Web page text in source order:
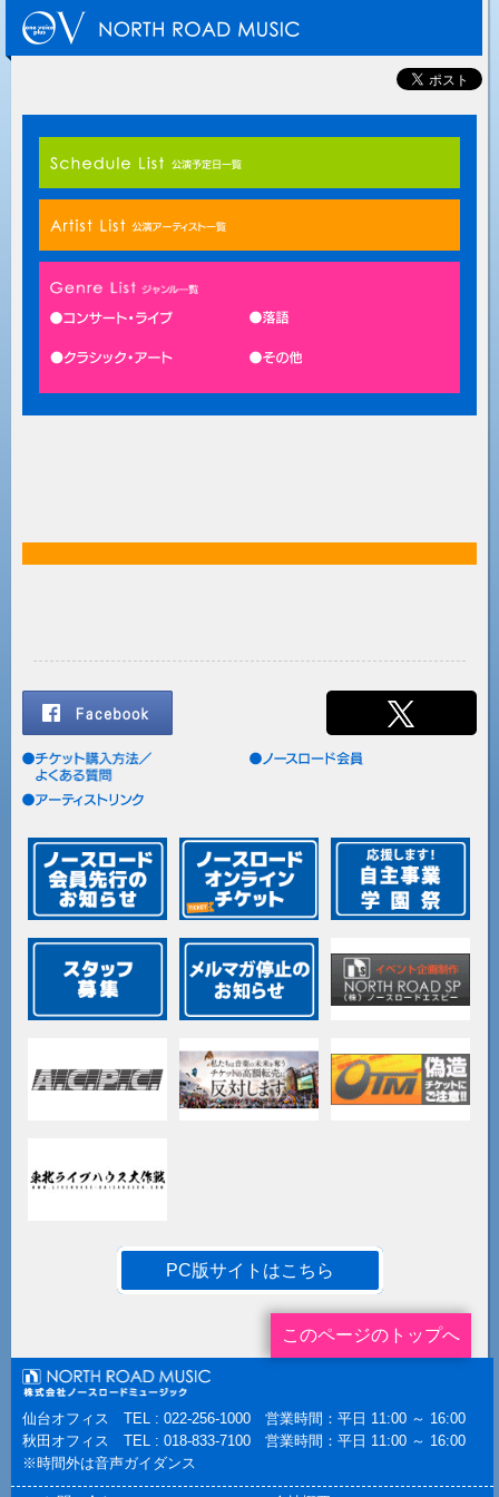
PC版サイトはこちら
このページのトップへ
仙台オフィス TEL : 022-256-1000 営業時間：平日 11:00 ～ 16:00
秋田オフィス TEL : 018-833-7100 営業時間：平日 11:00 ～ 16:00
※時間外は音声ガイダンス